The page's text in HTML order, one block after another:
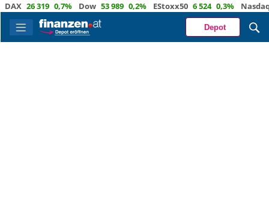
26 319 0,7% Dow 53 989 0,2% EStoxx50 6 524 0,3% Nasdaq 29
Depot